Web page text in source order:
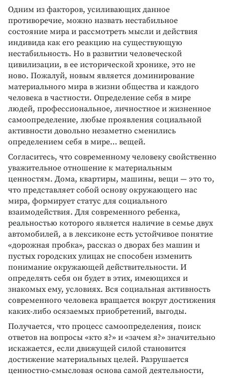
Одним из факторов, усиливающих данное
противоречие, можно назвать нестабильное
состояние мира и рассмотреть мысли и действия
индивида как его реакцию на существующую
нестабильность. Но в развитии человеческой
цивилизации, в ее исторической хронике, это не
ново. Пожалуй, новым является доминирование
материального мира в жизни общества и каждого
человека в частности. Определение себя в мире
людей, профессиональное, личностное и жизненное
самоопределение, любые проявления социальной
активности довольно незаметно сменились
определением себя в мире… вещей.
Согласитесь, что современному человеку свойственно
уважительное отношение к материальным
ценностям. Дома, квартиры, машины, вещи — это то,
что представляет собой основу окружающего нас
мира, формирует статус для социального
взаимодействия. Для современного ребенка,
реальностью которого является наличие в семье двух
автомобилей, а в лексиконе есть устойчивое понятие
«дорожная пробка», рассказ о дворах без машин и
пустых городских улицах не способен изменить
понимание окружающей действительности. И
определять себя он будет в этих, имеющихся и
знакомых ему, условиях. Вся социальная активность
современного человека вращается вокруг достижения
каких-либо осязаемых приобретений, выгоды.
Получается, что процесс самоопределения, поиск
ответов на вопросы «кто я?» и «зачем я?» значительно
искажается, если движущей силой становится
достижение материальных целей. Разрушается
ценностно-смысловая основа самой деятельности,